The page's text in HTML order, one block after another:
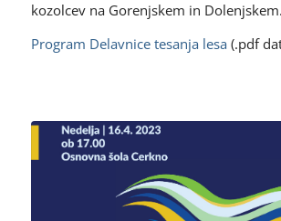
kozolcev na Gorenjskem in Dolenjskem.
Program Delavnice tesanja lesa (.pdf